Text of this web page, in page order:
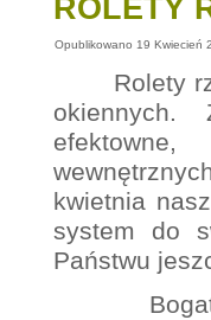
ROLETY
Opublikowano 19 Kwiecień
Rolety
okiennych.
kwietnia
system do
Państwu
Bogata